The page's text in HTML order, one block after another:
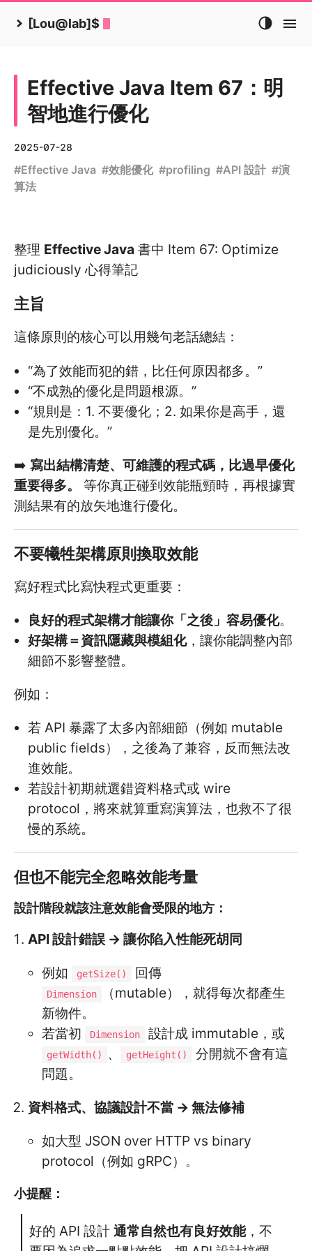
[Lou@lab]$
Effective Java Item 67：明
智地進行優化
2025-07-28
#Effective Java #效能優化#profiling #API 設計 #演
算法
整理 Effective Java 書中 Item 67: Optimize
judiciously 心得筆記
主旨
這條原則的核心可以用幾句老話總結：
“為了效能而犯的錯，比任何原因都多。”
“不成熟的優化是問題根源。”
“規則是：1. 不要優化；2. 如果你是高手，還
是先別優化。”
➡️寫出結構清楚、可維護的程式碼，比過早優化
重要得多。
等你真正碰到效能瓶頸時，再根據實
測結果有的放矢地進行優化。
不要犧牲架構原則換取效能
寫好程式比寫快程式更重要：
良好的程式架構才能讓你「之後」容易優化。
好架構＝資訊隱藏與模組化，讓你能調整內部
細節不影響整體。
例如：
若 API 暴露了太多內部細節（例如 mutable
public fields），之後為了兼容，反而無法改
進效能。
若設計初期就選錯資料格式或 wire
protocol，將來就算重寫演算法，也救不了很
慢的系統。
但也不能完全忽略效能考量
設計階段就該注意效能會受限的地方：
API 設計錯誤 → 讓你陷入性能死胡同
例如 getSize() 回傳
Dimension
（mutable），就得每次都產生
新物件。
若當初
Dimension 設計成 immutable，或
getWidth() 、 getHeight()
分開就不會有這
問題。
資料格式、協議設計不當 → 無法修補
如大型 JSON over HTTP vs binary
protocol（例如 gRPC）。
小提醒：
好的 API 設計 通常自然也有良好效能，不